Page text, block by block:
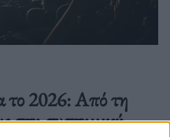
το 2026: Από τη
στη συστημική